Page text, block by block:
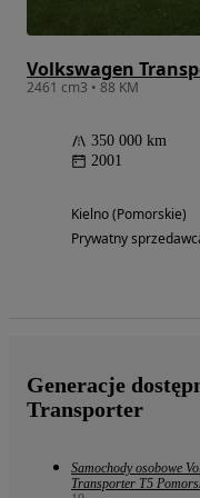
Volkswagen
2461 cm3 • 88 KM
350 000 km
2001
Kielno (Pomorskie)
Prywatny
Generacje
Transporter
Samochody osobowe
Transporter T5